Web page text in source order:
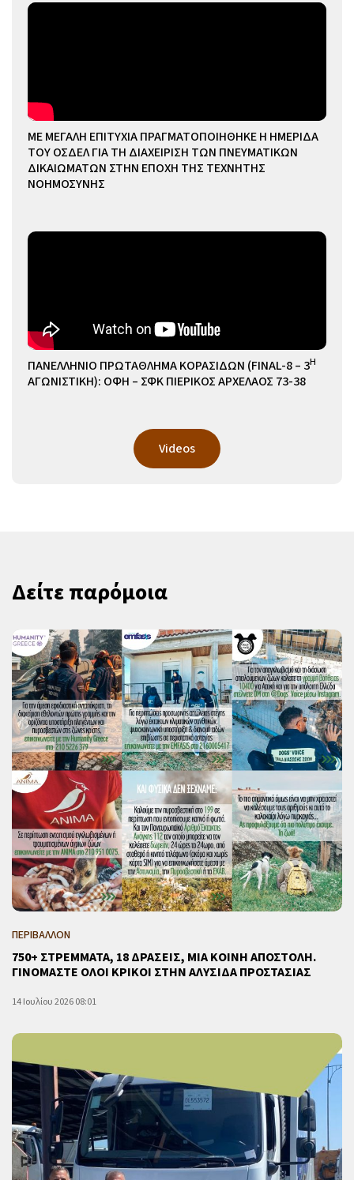
ΜΕ ΜΕΓΑΛΗ ΕΠΙΤΥΧΙΑ ΠΡΑΓΜΑΤΟΠΟΙΗΘΗΚΕ Η ΗΜΕΡΙΔΑ
ΤΟΥ ΟΣΔΕΛ ΓΙΑ ΤΗ ΔΙΑΧΕΙΡΙΣΗ ΤΩΝ ΠΝΕΥΜΑΤΙΚΩΝ
ΔΙΚΑΙΩΜΑΤΩΝ ΣΤΗΝ ΕΠΟΧΗ ΤΗΣ ΤΕΧΝΗΤΗΣ
ΝΟΗΜΟΣΥΝΗΣ
ΠΑΝΕΛΛΗΝΙΟ ΠΡΩΤΑΘΛΗΜΑ ΚΟΡΑΣΙΔΩΝ (FINAL-8 – 3Η
ΑΓΩΝΙΣΤΙΚΗ): ΟΦΗ – ΣΦΚ ΠΙΕΡΙΚΟΣ ΑΡΧΕΛΑΟΣ 73-38
Videos
Δείτε παρόμοια
ΠΕΡΙΒΑΛΛΟΝ
750+ ΣΤΡΕΜΜΑΤΑ, 18 ΔΡΑΣΕΙΣ, ΜΙΑ ΚΟΙΝΗ ΑΠΟΣΤΟΛΗ.
ΓΙΝΟΜΑΣΤΕ ΟΛΟΙ ΚΡΙΚΟΙ ΣΤΗΝ ΑΛΥΣΙΔΑ ΠΡΟΣΤΑΣΙΑΣ
14 Ιουλίου 2026 08:01